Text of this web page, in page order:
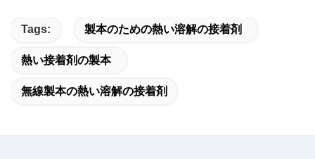
Tags: 製本のための熱い溶解の接着剤
熱い接着剤の製本
無線製本の熱い溶解の接着剤